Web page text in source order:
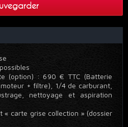
(option) : 690 € TTC (Batterie
+ filtre), 1/4 de carburant,
nettoyage et aspiration
« carte grise collection » (dossier